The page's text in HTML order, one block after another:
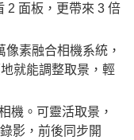
2 面板，更帶來 3 倍
素融合相機系統，
就能調整取景，輕
機。可靈活取景，
影，前後同步開